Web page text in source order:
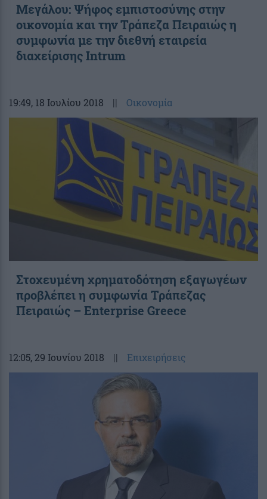
Μεγάλου: Ψήφος εμπιστοσύνης στην
οικονομία και την Τράπεζα Πειραιώς η
συμφωνία με την διεθνή εταιρεία
διαχείρισης Intrum
19:49, 18 Ιουλίου 2018 || Οικονομία
Στοχευμένη χρηματοδότηση εξαγωγέων
προβλέπει η συμφωνία Τράπεζας
Πειραιώς – Enterprise Greece
12:05, 29 Ιουνίου 2018 || Επιχειρήσεις